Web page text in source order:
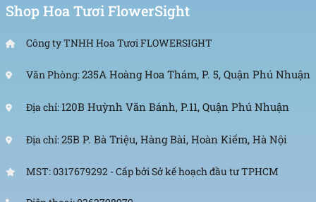
Shop Hoa Tươi FlowerSight
Công ty TNHH Hoa Tươi FLOWERSIGHT
Văn Phòng:235A Hoàng Hoa Thám, P. 5, Quận Phú Nhuận
Địa chỉ: 120B Huỳnh Văn Bánh, P.11, Quận Phú Nhuận
Địa chỉ:25B P. Bà Triệu, Hàng Bài, Hoàn Kiếm, Hà Nội
MST: 0317679292 - Cấp bởi Sở kế hoạch đầu tư TPHCM